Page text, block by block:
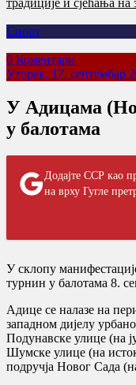
Спорт
0 Коментари
Уторак, 17. септембар
У Адицама
у балотама
Додајте ССР као
на врху Гугле
У склопу
турнин у балотама 8.
Адице се налазе на
западном дијелу
Подунавске улице (на
Шумске улице (на
подручја Новог Сада